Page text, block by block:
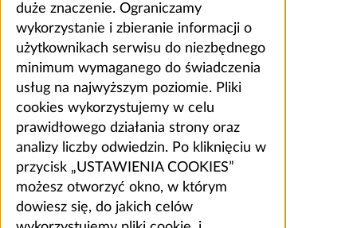
duże znaczenie. Ograniczamy
wykorzystanie i zbieranie informacji o
użytkownikach serwisu do niezbędnego
minimum wymaganego do świadczenia
usług na najwyższym poziomie. Pliki
cookies wykorzystujemy w celu
prawidłowego działania strony oraz
analizy liczby odwiedzin. Po kliknięciu w
przycisk „USTAWIENIA COOKIES”
możesz otworzyć okno, w którym
dowiesz się, do jakich celów